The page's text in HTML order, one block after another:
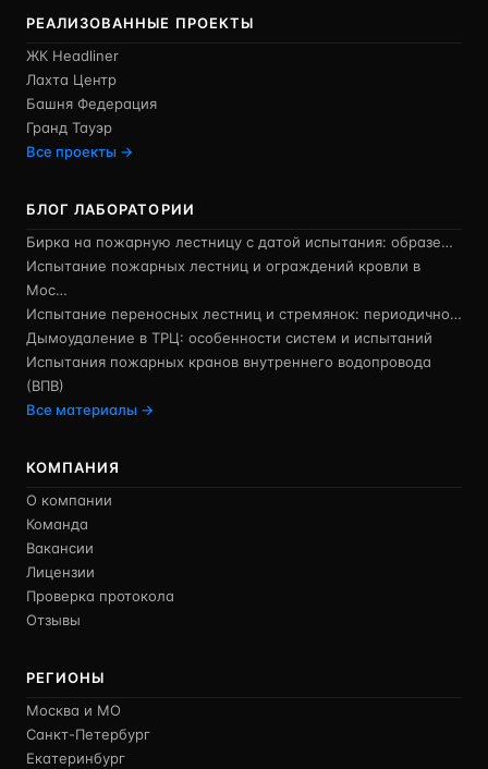
РЕАЛИЗОВАННЫЕ ПРОЕКТЫ
ЖК Headliner
Лахта Центр
Башня Федерация
Гранд Тауэр
Все проекты →
БЛОГ ЛАБОРАТОРИИ
Бирка на пожарную лестницу с датой испытания: образе…
Испытание пожарных лестниц и ограждений кровли в
Мос…
Испытание переносных лестниц и стремянок: периодично…
Дымоудаление в ТРЦ: особенности систем и испытаний
Испытания пожарных кранов внутреннего водопровода
(ВПВ)
Все материалы →
КОМПАНИЯ
О компании
Команда
Вакансии
Лицензии
Проверка протокола
Отзывы
РЕГИОНЫ
Москва и МО
Санкт-Петербург
Екатеринбург